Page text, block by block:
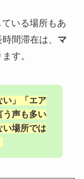
ている場所もあ
間滞在は、 マ
す。
い」「エア
う声も多い
い場所では